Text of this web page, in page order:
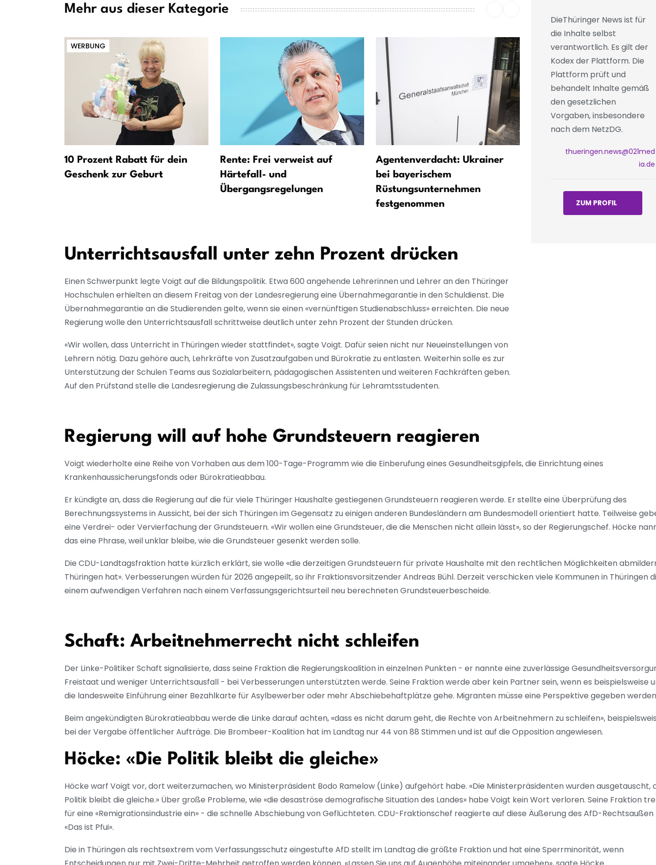
Mehr aus dieser Kategorie
WERBUNG
10 Prozent Rabatt für dein
Geschenk zur Geburt
Rente: Frei verweist auf
Härtefall- und
Übergangsregelungen
Agentenverdacht: Ukrainer
bei bayerischem
Rüstungsunternehmen
festgenommen
Linke-Co-Chefin Maurer
Thüringen-Wahlkampf
Unterrichtsausfall unter zehn Prozent drücken
Einen Schwerpunkt legte Voigt auf die Bildungspolitik. Etwa 600 angehende Lehrerinnen und Lehrer an den Thüringer
Hochschulen erhielten an diesem Freitag von der Landesregierung eine Übernahmegarantie in den Schuldienst. Die
Übernahmegarantie an die Studierenden gelte, wenn sie einen «vernünftigen Studienabschluss» erreichten. Die neue
Regierung wolle den Unterrichtsausfall schrittweise deutlich unter zehn Prozent der Stunden drücken.
«Wir wollen, dass Unterricht in Thüringen wieder stattfindet», sagte Voigt. Dafür seien nicht nur Neueinstellungen von
Lehrern nötig. Dazu gehöre auch, Lehrkräfte von Zusatzaufgaben und Bürokratie zu entlasten. Weiterhin solle es zur
Unterstützung der Schulen Teams aus Sozialarbeitern, pädagogischen Assistenten und weiteren Fachkräften geben.
Auf den Prüfstand stelle die Landesregierung die Zulassungsbeschränkung für Lehramtsstudenten.
DieThüringer News ist für
die Inhalte selbst
verantwortlich. Es gilt der
Kodex der Plattform. Die
Plattform prüft und
behandelt Inhalte gemäß
den gesetzlichen
Vorgaben, insbesondere
nach dem NetzDG.
thueringen.news@021med
ia.de
ZUM PROFIL
Regierung will auf hohe Grundsteuern reagieren
Voigt wiederholte eine Reihe von Vorhaben aus dem 100-Tage-Programm wie die Einberufung eines Gesundheitsgipfels, die Einrichtung eines
Krankenhaussicherungsfonds oder Bürokratieabbau.
Er kündigte an, dass die Regierung auf die für viele Thüringer Haushalte gestiegenen Grundsteuern reagieren werde. Er stellte eine Überprüfung des
Berechnungssystems in Aussicht, bei der sich Thüringen im Gegensatz zu einigen anderen Bundesländern am Bundesmodell orientiert hatte. Teilweise
eine Verdrei- oder Vervierfachung der Grundsteuern. «Wir wollen eine Grundsteuer, die die Menschen nicht allein lässt», so der Regierungschef. Höcke
das eine Phrase, weil unklar bleibe, wie die Grundsteuer gesenkt werden solle.
Die CDU-Landtagsfraktion hatte kürzlich erklärt, sie wolle «die derzeitigen Grundsteuern für private Haushalte mit den rechtlichen Möglichkeiten
Thüringen hat». Verbesserungen würden für 2026 angepeilt, so ihr Fraktionsvorsitzender Andreas Bühl. Derzeit verschicken viele Kommunen in Thüringen
einem aufwendigen Verfahren nach einem Verfassungsgerichtsurteil neu berechneten Grundsteuerbescheide.
Schaft: Arbeitnehmerrecht nicht schleifen
Der Linke-Politiker Schaft signalisierte, dass seine Fraktion die Regierungskoalition in einzelnen Punkten - er nannte eine zuverlässige
Freistaat und weniger Unterrichtsausfall - bei Verbesserungen unterstützten werde. Seine Fraktion werde aber kein Partner sein, wenn es beispielsweise
die landesweite Einführung einer Bezahlkarte für Asylbewerber oder mehr Abschiebehaftplätze gehe. Migranten müsse eine Perspektive gegeben
Beim angekündigten Bürokratieabbau werde die Linke darauf achten, «dass es nicht darum geht, die Rechte von Arbeitnehmern zu schleifen»,
bei der Vergabe öffentlicher Aufträge. Die Brombeer-Koalition hat im Landtag nur 44 von 88 Stimmen und ist auf die Opposition angewiesen.
Höcke: «Die Politik bleibt die gleiche»
Höcke warf Voigt vor, dort weiterzumachen, wo Ministerpräsident Bodo Ramelow (Linke) aufgehört habe. «Die Ministerpräsidenten wurden ausgetauscht,
Politik bleibt die gleiche.» Über große Probleme, wie «die desaströse demografische Situation des Landes» habe Voigt kein Wort verloren. Seine Fraktion
für eine «Remigrationsindustrie ein» - die schnelle Abschiebung von Geflüchteten. CDU-Fraktionschef reagierte auf diese Äußerung des AfD-Rechtsaußen
«Das ist Pfui».
Die in Thüringen als rechtsextrem vom Verfassungsschutz eingestufte AfD stellt im Landtag die größte Fraktion und hat eine Sperrminorität, wenn